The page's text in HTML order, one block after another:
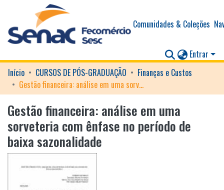
Comunidades & Coleções
Entrar
Início
CURSOS DE PÓS-GRADUAÇÃO
Finanças e Custos
Gestão financeira: análise em uma sorveteria com ênfase no período de baixa sazonalidade
Gestão financeira: análise em uma
sorveteria com ênfase no período de
baixa sazonalidade